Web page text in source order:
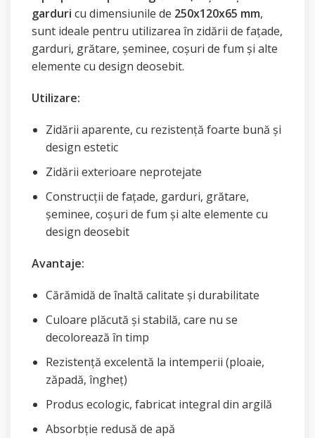
garduri cu dimensiunile de 250x120x65 mm,
sunt ideale pentru utilizarea în zidării de fațade,
garduri, grătare, șeminee, coșuri de fum și alte
elemente cu design deosebit.
Utilizare:
Zidării aparente, cu rezistență foarte bună și
design estetic
Zidării exterioare neprotejate
Construcții de fațade, garduri, grătare,
șeminee, coșuri de fum și alte elemente cu
design deosebit
Avantaje:
Cărămidă de înaltă calitate și durabilitate
Culoare plăcută și stabilă, care nu se
decolorează în timp
Rezistență excelentă la intemperii (ploaie,
zăpadă, îngheț)
Produs ecologic, fabricat integral din argilă
Absorbție redusă de apă